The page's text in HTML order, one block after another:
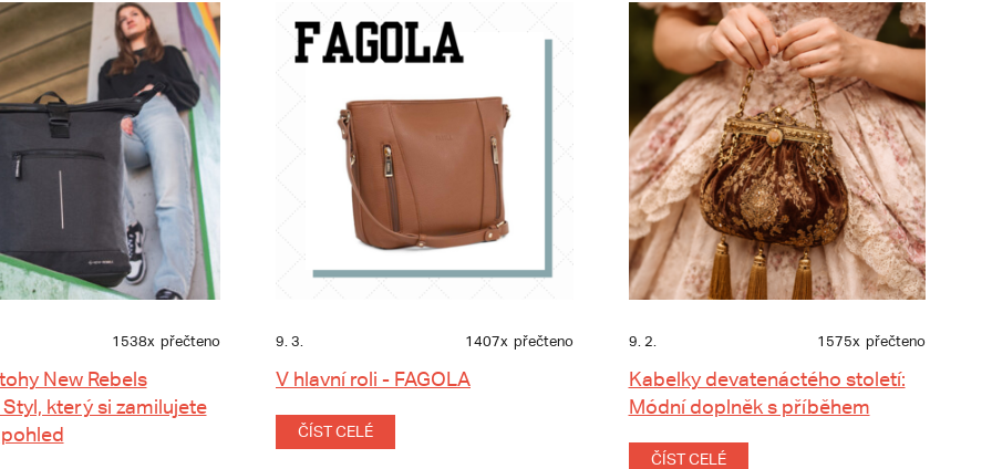
1538x přečteno
New Rebels
který si zamilujete
9. 3. 1407x přečteno
V hlavní roli - FAGOLA
ČÍST CELÉ
9. 2. 1575x přečteno
Kabelky devatenáctého století:
Módní doplněk s příběhem
ČÍST CELÉ